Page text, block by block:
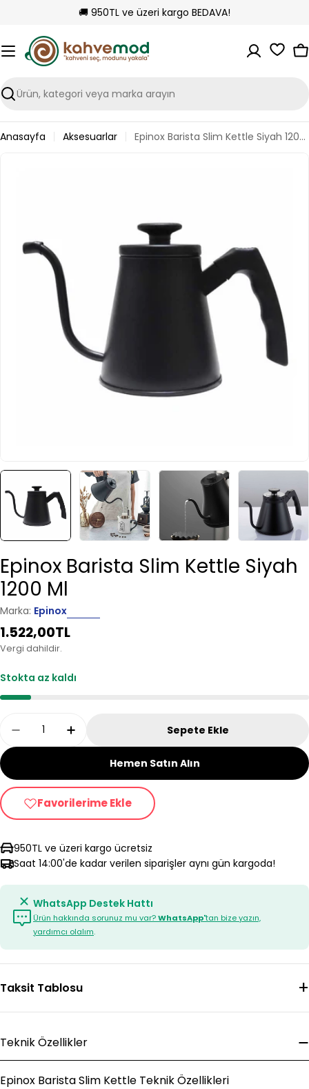
🚚 950TL ve üzeri kargo BEDAVA!
Ara
Anasayfa Aksesuarlar Epinox Barista Slim Kettle Siyah 1200 Ml
Medya öğesi 0 açılır pencerede aç.
Epinox Barista Slim Kettle Siyah
1200 Ml
Marka: Epinox
Normal
fiyat
1.522,00TL
Vergi dahildir.
Stokta az kaldı
Epinox Barista Slim Kettle Siyah 1200 Ml Için
Epinox Barista Slim Kettle Siyah 1200
Sepete Ekle
Hemen Satın Alın
Favorilerime Ekle
950TL ve üzeri kargo ücretsiz
Saat 14:00'de kadar verilen siparişler aynı gün kargoda!
WhatsApp Destek Hattı
Ürün hakkında sorunuz mu var?WhatsApp'tan bize yazın,
yardımcı olalım.
Taksit Tablosu
Teknik Özellikler
Epinox Barista Slim Kettle Teknik Özellikleri